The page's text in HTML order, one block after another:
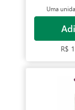
Uma
R$